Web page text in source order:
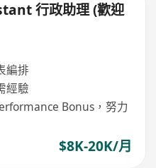
行政助理 (歡迎
編排
經驗
Bonus，努力
$8K-20K/月